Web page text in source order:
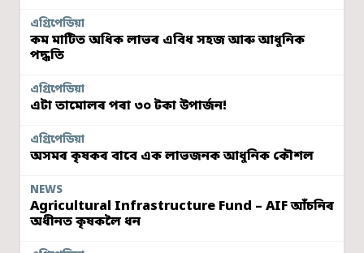
এগ্ৰিপেডিয়া
কম মাটিত অধিক লাভৰ এবিধ সহজ আৰু আধুনিক
পদ্ধতি
এগ্ৰিপেডিয়া
এটা তামোলৰ পৰা ৩০ টকা উপাৰ্জন!
এগ্ৰিপেডিয়া
অসমৰ কৃষকৰ বাবে এক লাভজনক আধুনিক কৌশল
NEWS
Agricultural Infrastructure Fund – AIF আঁচনিৰ
অধীনত কৃষকলৈ ধন